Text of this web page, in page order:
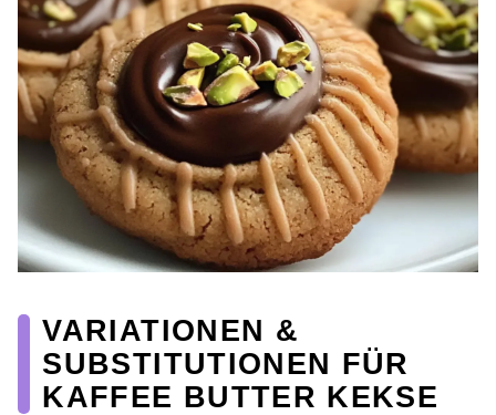
VARIATIONEN &
SUBSTITUTIONEN FÜR
KAFFEE BUTTER KEKSE